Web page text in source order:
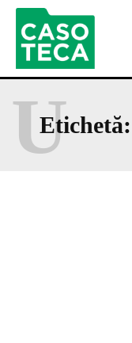
Etichetă:
U